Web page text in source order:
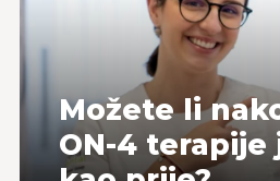
Možete li
ON-4 terapije